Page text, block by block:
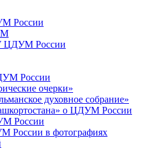
России
ЦДУМ России
России
очерки»
духовное собрание»
о ЦДУМ России
России
России в фотографиях